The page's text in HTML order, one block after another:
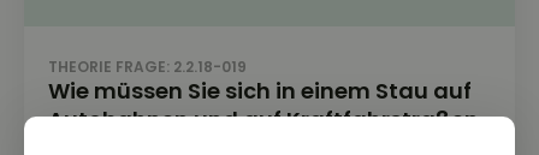
THEORIE FRAGE: 2.2.18-019
Wie müssen Sie sich in einem Stau auf
Autobahnen und auf Kraftfahrstraßen